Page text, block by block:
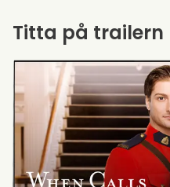
Titta på trailern